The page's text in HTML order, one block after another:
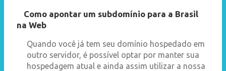
Como apontar um subdomínio para a Brasil
na Web
Quando você já tem seu domínio hospedado em
outro servidor, é possível optar por manter sua
hospedagem atual e ainda assim utilizar a nossa